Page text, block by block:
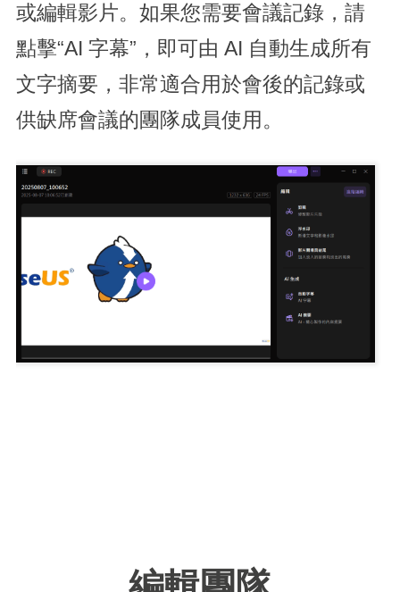
或編輯影片。如果您需要會議記錄，請
點擊“AI 字幕”，即可由 AI 自動生成所有
文字摘要，非常適合用於會後的記錄或
供缺席會議的團隊成員使用。